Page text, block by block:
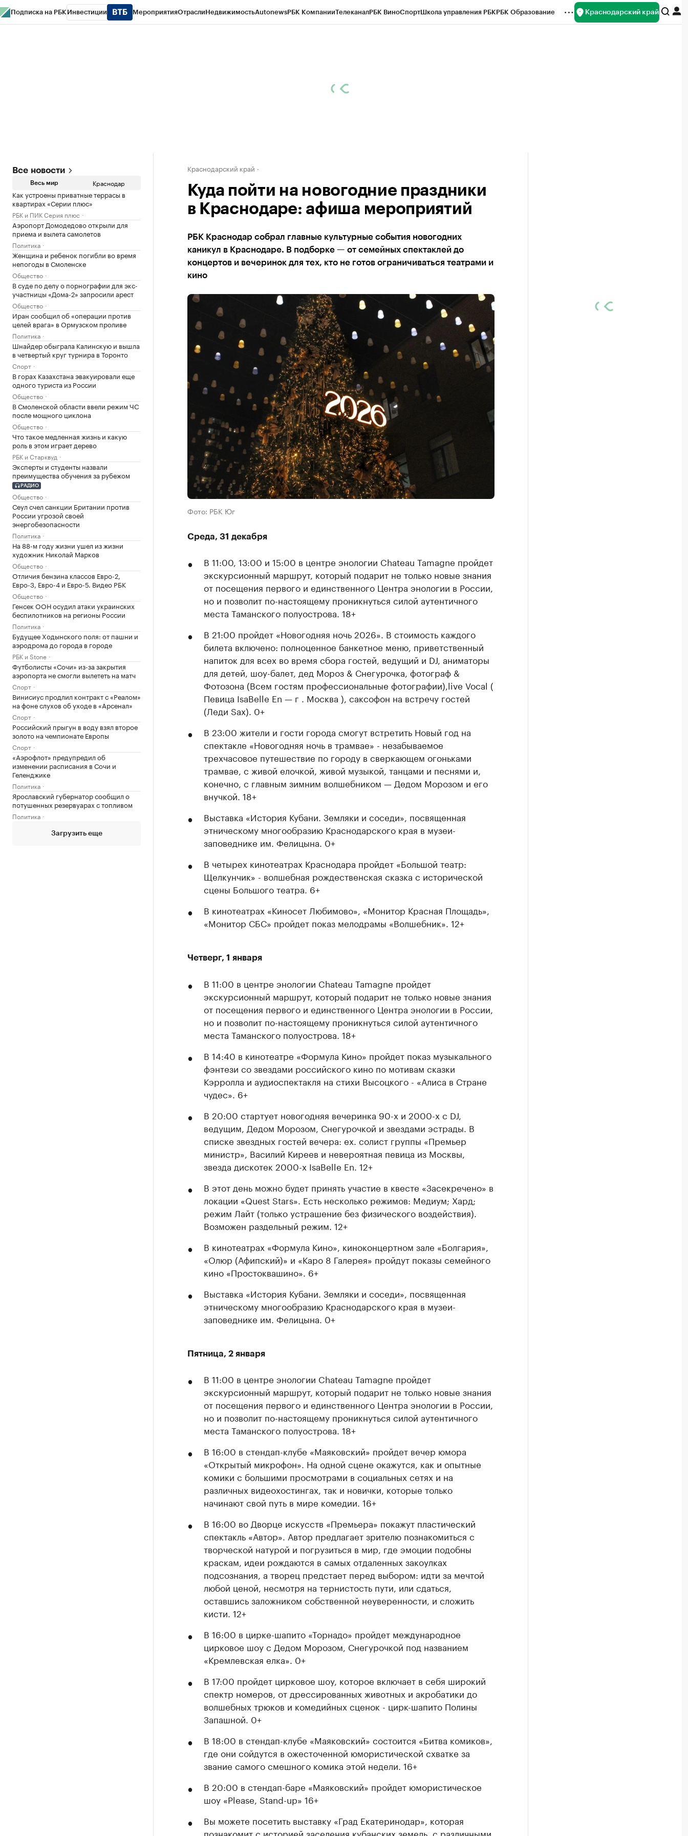
Подписка на РБК Инвестиции МероприятияОтраслиНедвижимостьAutonewsРБК КомпанииТелеканалРБК ВиноСпортШкола управления РБКРБК Образование Краснодарский край
Все новости
Весь мир Краснодар
Как устроены приватные террасы в
квартирах «Серии плюс»
РБК и ПИК Серия плюс
Аэропорт Домодедово открыли для
приема и вылета самолетов
Политика
Женщина и ребенок погибли во время
непогоды в Смоленске
Общество
В суде по делу о порнографии для экс-
участницы «Дома-2» запросили арест
Общество
Иран сообщил об «операции против
целей врага» в Ормузском проливе
Политика
Шнайдер обыграла Калинскую и вышла
в четвертый круг турнира в Торонто
Спорт
В горах Казахстана эвакуировали еще
одного туриста из России
Общество
В Смоленской области ввели режим ЧС
после мощного циклона
Общество
Что такое медленная жизнь и какую
роль в этом играет дерево
РБК и Старквуд
Эксперты и студенты назвали
преимущества обучения за рубежом
РАДИО
Общество
Сеул счел санкции Британии против
России угрозой своей
энергобезопасности
Политика
На 88-м году жизни ушел из жизни
художник Николай Марков
Общество
Отличия бензина классов Евро-2,
Евро-3, Евро-4 и Евро-5. Видео РБК
Общество
Генсек ООН осудил атаки украинских
беспилотников на регионы России
Политика
Будущее Ходынского поля: от пашни и
аэродрома до города в городе
РБК и Stone
Футболисты «Сочи» из-за закрытия
аэропорта не смогли вылететь на матч
Спорт
Винисиус продлил контракт с «Реалом»
на фоне слухов об уходе в «Арсенал»
Спорт
Российский прыгун в воду взял второе
золото на чемпионате Европы
Спорт
«Аэрофлот» предупредил об
изменении расписания в Сочи и
Геленджике
Политика
Ярославский губернатор сообщил о
потушенных резервуарах с топливом
Политика
Загрузить еще
Краснодарский край
Куда пойти на новогодние праздники
в Краснодаре: афиша мероприятий
РБК Краснодар собрал главные культурные события новогодних
каникул в Краснодаре. В подборке — от семейных спектаклей до
концертов и вечеринок для тех, кто не готов ограничиваться театрами и
кино
Фото: РБК Юг
Среда, 31 декабря
В 11:00, 13:00 и 15:00 в центре энологии Chateau Tamagne пройдет
экскурсионный маршрут, который подарит не только новые знания
от посещения первого и единственного Центра энологии в России,
но и позволит по-настоящему проникнуться силой аутентичного
места Таманского полуострова. 18+
В 21:00 пройдет «Новогодняя ночь 2026». В стоимость каждого
билета включено: полноценное банкетное меню, приветственный
напиток для всех во время сбора гостей, ведущий и DJ, аниматоры
для детей, шоу-балет, дед Мороз & Снегурочка, фотограф &
Фотозона (Всем гостям профессиональные фотографии),live Vocal (
Певица IsaBelle En — г . Москва ), саксофон на встречу гостей
(Леди Sax). 0+
В 23:00 жители и гости города смогут встретить Новый год на
спектакле «Новогодняя ночь в трамвае» - незабываемое
трехчасовое путешествие по городу в сверкающем огоньками
трамвае, с живой елочкой, живой музыкой, танцами и песнями и,
конечно, с главным зимним волшебником — Дедом Морозом и его
внучкой. 18+
Выставка «История Кубани. Земляки и соседи», посвященная
этническому многообразию Краснодарского края в музеи-
заповеднике им. Фелицына. 0+
В четырех кинотеатрах Краснодара пройдет «Большой театр:
Щелкунчик» - волшебная рождественская сказка с исторической
сцены Большого театра. 6+
В кинотеатрах «Киносет Любимово», «Монитор Красная Площадь»,
«Монитор СБС» пройдет показ мелодрамы «Волшебник». 12+
Четверг, 1 января
В 11:00 в центре энологии Chateau Tamagne пройдет
экскурсионный маршрут, который подарит не только новые знания
от посещения первого и единственного Центра энологии в России,
но и позволит по-настоящему проникнуться силой аутентичного
места Таманского полуострова. 18+
В 14:40 в кинотеатре «Формула Кино» пройдет показ музыкального
фэнтези со звездами российского кино по мотивам сказки
Кэрролла и аудиоспектакля на стихи Высоцкого - «Алиса в Стране
чудес». 6+
В 20:00 стартует новогодняя вечеринка 90-х и 2000-х с DJ,
ведущим, Дедом Морозом, Снегурочкой и звездами эстрады. В
списке звездных гостей вечера: ex. солист группы «Премьер
министр», Василий Киреев и невероятная певица из Москвы,
звезда дискотек 2000-х IsaBelle En. 12+
В этот день можно будет принять участие в квесте «Засекречено» в
локации «Quest Stars». Есть несколько режимов: Медиум; Хард;
режим Лайт (только устрашение без физического воздействия).
Возможен раздельный режим. 12+
В кинотеатрах «Формула Кино», киноконцертном зале «Болгария»,
«Олюр (Афипский)» и «Каро 8 Галерея» пройдут показы семейного
кино «Простоквашино». 6+
Выставка «История Кубани. Земляки и соседи», посвященная
этническому многообразию Краснодарского края в музеи-
заповеднике им. Фелицына. 0+
Пятница, 2 января
В 11:00 в центре энологии Chateau Tamagne пройдет
экскурсионный маршрут, который подарит не только новые знания
от посещения первого и единственного Центра энологии в России,
но и позволит по-настоящему проникнуться силой аутентичного
места Таманского полуострова. 18+
В 16:00 в стендап-клубе «Маяковский» пройдет вечер юмора
«Открытый микрофон». На одной сцене окажутся, как и опытные
комики с большими просмотрами в социальных сетях и на
различных видеохостингах, так и новички, которые только
начинают свой путь в мире комедии. 16+
В 16:00 во Дворце искусств «Премьера» покажут пластический
спектакль «Автор». Автор предлагает зрителю познакомиться с
творческой натурой и погрузиться в мир, где эмоции подобны
краскам, идеи рождаются в самых отдаленных закоулках
подсознания, а творец предстает перед выбором: идти за мечтой
любой ценой, несмотря на тернистость пути, или сдаться,
оставшись заложником собственной неуверенности, и сложить
кисти. 12+
В 16:00 в цирке-шапито «Торнадо» пройдет международное
цирковое шоу с Дедом Морозом, Снегурочкой под названием
«Кремлевская елка». 0+
В 17:00 пройдет цирковое шоу, которое включает в себя широкий
спектр номеров, от дрессированных животных и акробатики до
волшебных трюков и комедийных сценок - цирк-шапито Полины
Запашной. 0+
В 18:00 в стендап-клубе «Маяковский» состоится «Битва комиков»,
где они сойдутся в ожесточенной юмористической схватке за
звание самого смешного комика этой недели. 16+
В 20:00 в стендап-баре «Маяковский» пройдет юмористическое
шоу «Please, Stand-up» 16+
Вы можете посетить выставку «Град Екатеринодар», которая
познакомит с историей заселения кубанских земель, с различными